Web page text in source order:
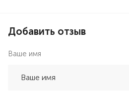
Добавить отзыв
Ваше имя